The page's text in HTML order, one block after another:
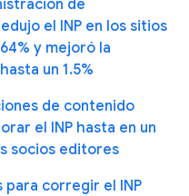
de
el INP en los sitios
y mejoró la
un 1.5%
de contenido
el INP hasta en un
socios editores
para corregir el INP